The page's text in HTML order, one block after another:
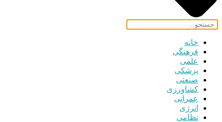
خانه
فرهنگی
علمی
پزشکی
صنعتی
کشاورزی
عمرانی
انرژی
نظامی